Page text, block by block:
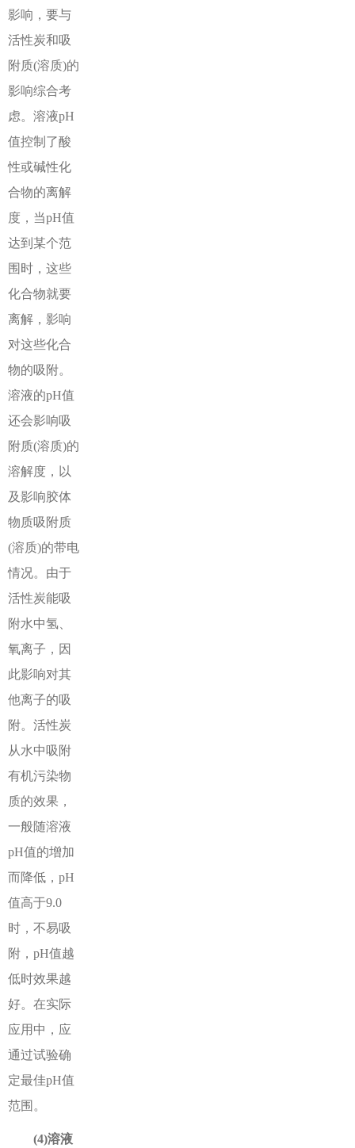
影响，要与
活性炭和吸
附质(溶质)的
影响综合考
虑。溶液pH
值控制了酸
性或碱性化
合物的离解
度，当pH值
达到某个范
围时，这些
化合物就要
离解，影响
对这些化合
物的吸附。
溶液的pH值
还会影响吸
附质(溶质)的
溶解度，以
及影响胶体
物质吸附质
(溶质)的带电
情况。由于
活性炭能吸
附水中氢、
氧离子，因
此影响对其
他离子的吸
附。活性炭
从水中吸附
有机污染物
质的效果，
一般随溶液
pH值的增加
而降低，pH
值高于9.0
时，不易吸
附，pH值越
低时效果越
好。在实际
应用中，应
通过试验确
定最佳pH值
范围。
(4)溶液